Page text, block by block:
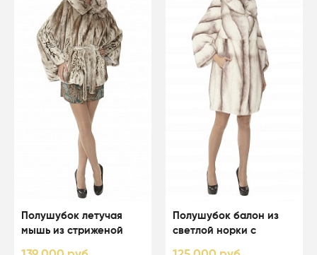
Полушубок летучая
мышь из стриженой
Полушубок балон из
светлой норки с